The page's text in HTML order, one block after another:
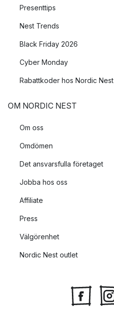
Presenttips
Nest Trends
Black Friday 2026
Cyber Monday
Rabattkoder hos Nordic Nest
OM NORDIC NEST
Om oss
Omdömen
Det ansvarsfulla företaget
Jobba hos oss
Affiliate
Press
Välgörenhet
Nordic Nest outlet